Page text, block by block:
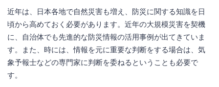
近年は、日本各地で自然災害も増え、防災に関する知識を日
頃から高めておく必要があります。近年の大規模災害を契機
に、自治体でも先進的な防災情報の活用事例が出てきていま
す。また、時には、情報を元に重要な判断をする場合は、気
象予報士などの専門家に判断を委ねるということも必要で
す。